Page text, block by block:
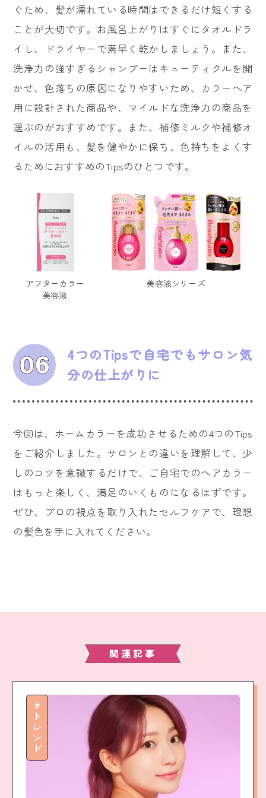
ぐため、髪が濡れている時間はできるだけ短くする
ことが大切です。お風呂上がりはすぐにタオルドラ
イし、ドライヤーで素早く乾かしましょう。また、
洗浄力の強すぎるシャンプーはキューティクルを開
かせ、色落ちの原因になりやすいため、カラーヘア
用に設計された商品や、マイルドな洗浄力の商品を
選ぶのがおすすめです。また、補修ミルクや補修オ
イルの活用も、髪を健やかに保ち、色持ちをよくす
るためにおすすめのTipsのひとつです。
アフターカラー
美容液
美容液シリーズ
4つのTipsで自宅でもサロン気
分の仕上がりに
今回は、ホームカラーを成功させるための4つのTips
をご紹介しました。サロンとの違いを理解して、少
しのコツを意識するだけで、ご自宅でのヘアカラー
はもっと楽しく、満足のいくものになるはずです。
ぜひ、プロの視点を取り入れたセルフケアで、理想
の髪色を手に入れてください。
関連記事
トレンド